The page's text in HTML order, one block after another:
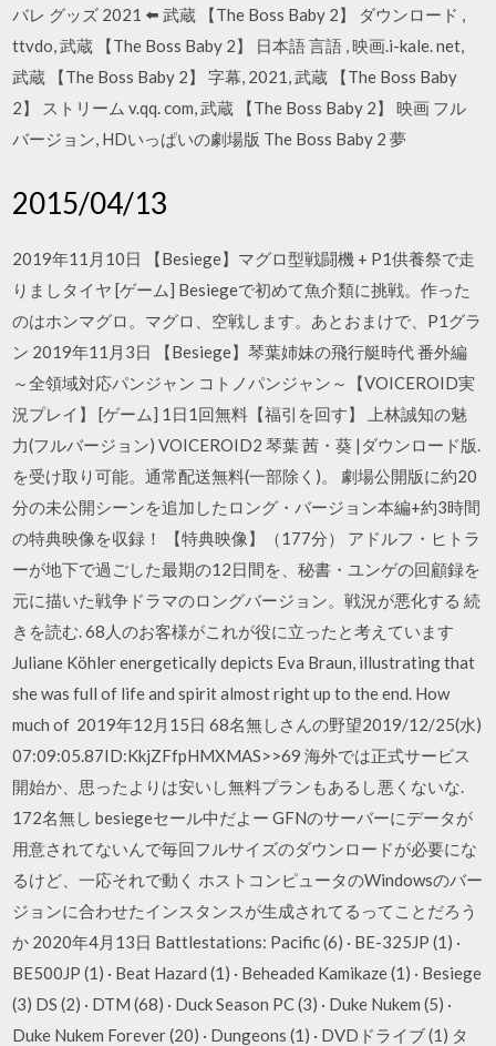
バレ グッズ 2021 ⬅️ 武蔵 【The Boss Baby 2】 ダウンロード ,
ttvdo, 武蔵 【The Boss Baby 2】 日本語 言語 , 映画.i-kale. net,
武蔵 【The Boss Baby 2】 字幕, 2021, 武蔵 【The Boss Baby
2】 ストリーム v.qq. com, 武蔵 【The Boss Baby 2】 映画 フル
バージョン, HDいっぱいの劇場版 The Boss Baby 2 夢
2015/04/13
2019年11月10日 【Besiege】マグロ型戦闘機 + P1供養祭で走
りましタイヤ [ゲーム] Besiegeで初めて魚介類に挑戦。作った
のはホンマグロ。マグロ、空戦します。あとおまけで、P1グラ
ン 2019年11月3日 【Besiege】琴葉姉妹の飛行艇時代 番外編
～全領域対応パンジャン コトノパンジャン～【VOICEROID実
況プレイ】 [ゲーム] 1日1回無料【福引を回す】 上林誠知の魅
力(フルバージョン) VOICEROID2 琴葉 茜・葵 |ダウンロード版.
を受け取り可能。通常配送無料(一部除く)。 劇場公開版に約20
分の未公開シーンを追加したロング・バージョン本編+約3時間
の特典映像を収録！ 【特典映像】（177分） アドルフ・ヒトラ
ーが地下で過ごした最期の12日間を、秘書・ユンゲの回顧録を
元に描いた戦争ドラマのロングバージョン。戦況が悪化する 続
きを読む. 68人のお客様がこれが役に立ったと考えています
Juliane Köhler energetically depicts Eva Braun, illustrating that
she was full of life and spirit almost right up to the end. How
much of 2019年12月15日 68名無しさんの野望2019/12/25(水)
07:09:05.87ID:KkjZFfpHMXMAS>>69 海外では正式サービス
開始か、思ったよりは安いし無料プランもあるし悪くないな.
172名無し besiegeセール中だよー GFNのサーバーにデータが
用意されてないんで毎回フルサイズのダウンロードが必要にな
るけど、一応それで動く ホストコンピュータのWindowsのバー
ジョンに合わせたインスタンスが生成されてるってことだろう
か 2020年4月13日 Battlestations: Pacific (6) · BE-325JP (1) ·
BE500JP (1) · Beat Hazard (1) · Beheaded Kamikaze (1) · Besiege
(3) DS (2) · DTM (68) · Duck Season PC (3) · Duke Nukem (5) ·
Duke Nukem Forever (20) · Dungeons (1) · DVDドライブ (1) タ